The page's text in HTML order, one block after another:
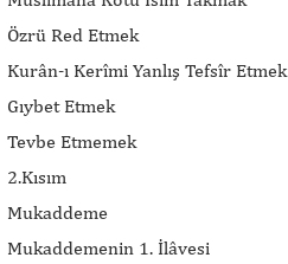
Özrü Red Etmek
Kurân-ı Kerîmi Yanlış Tefsîr Etmek
Gıybet Etmek
Tevbe Etmemek
2.Kısım
Mukaddeme
Mukaddemenin 1. İlâvesi